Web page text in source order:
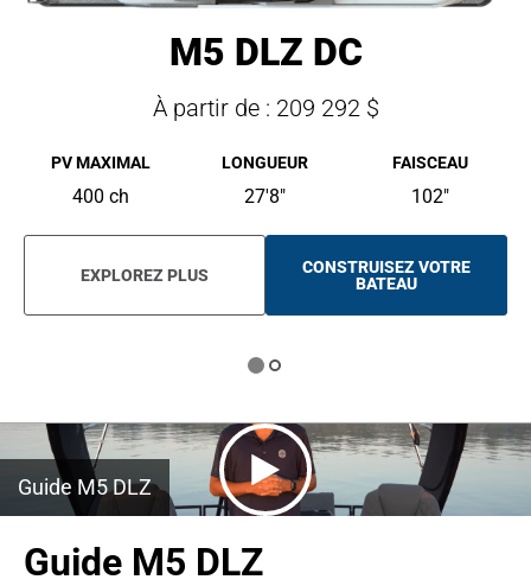
M5 DLZ DC
À partir de : 209 292 $
PV MAXIMAL
400 ch
LONGUEUR
27'8"
FAISCEAU
102"
EXPLOREZ PLUS
CONSTRUISEZ VOTRE
BATEAU
O
E
E
W
A
Guide M5 DLZ
Guide M5 DLZ